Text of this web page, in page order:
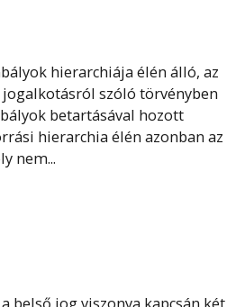
hierarchiája élén álló, az
szóló törvényben
betartásával hozott
hierarchia élén azonban az
nem...